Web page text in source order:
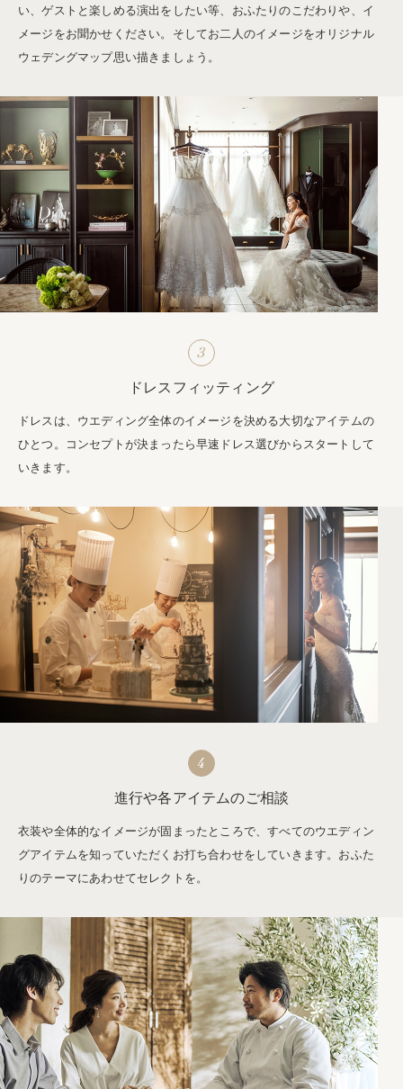
い、ゲストと楽しめる演出をしたい等、おふたりのこだわりや、イ
メージをお聞かせください。そしてお二人のイメージをオリジナル
ウェデングマップ思い描きましょう。
3
ドレスフィッティング
ドレスは、ウエディング全体のイメージを決める大切なアイテムの
ひとつ。コンセプトが決まったら早速ドレス選びからスタートして
いきます。
4
進行や各アイテムのご相談
衣装や全体的なイメージが固まったところで、すべてのウエディン
グアイテムを知っていただくお打ち合わせをしていきます。おふた
りのテーマにあわせてセレクトを。